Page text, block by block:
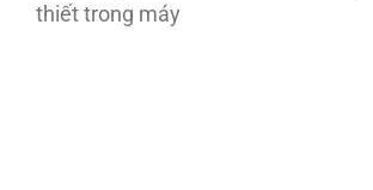
thiết trong máy